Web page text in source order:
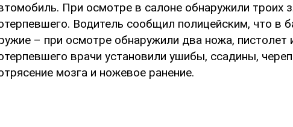
При осмотре в салоне обнаружили троих
Водитель сообщил полицейским, что в
– при осмотре обнаружили два ножа, пистолет
врачи установили ушибы, ссадины,
мозга и ножевое ранение.